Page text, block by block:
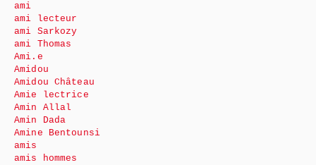
ami
ami lecteur
ami Sarkozy
ami Thomas
Ami.e
Amidou
Amidou Château
Amie lectrice
Amin Allal
Amin Dada
Amine Bentounsi
amis
amis hommes